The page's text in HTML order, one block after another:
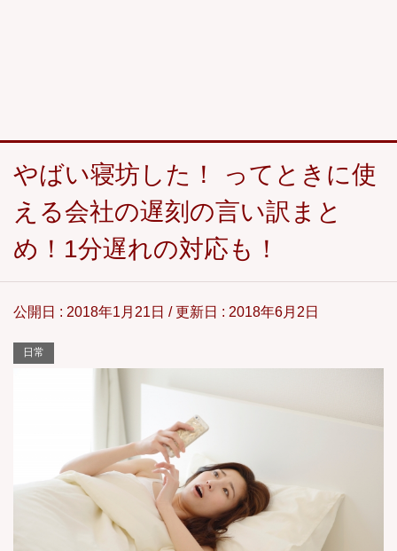
やばい寝坊した！ ってときに使
える会社の遅刻の言い訳まと
め！1分遅れの対応も！
公開日 : 2018年1月21日 / 更新日 : 2018年6月2日
日常